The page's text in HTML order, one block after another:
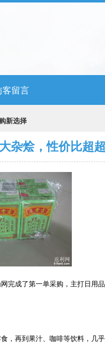
客留言
新选择
杂烩，性价比超
成了第一单采购，主打日用
再到果汁、咖啡等饮料，几